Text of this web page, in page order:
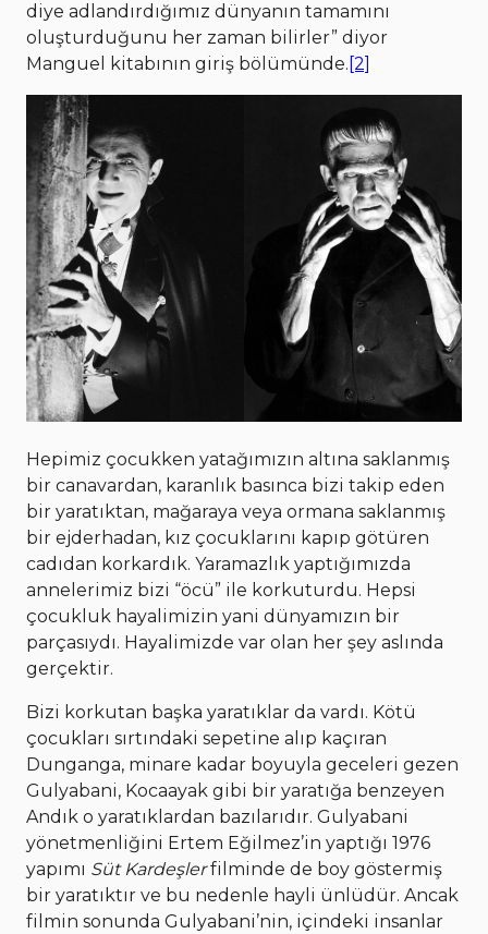
diye adlandırdığımız dünyanın tamamını
oluşturduğunu her zaman bilirler” diyor
Manguel kitabının giriş bölümünde. [2]
Hepimiz çocukken yatağımızın altına saklanmış
bir canavardan, karanlık basınca bizi takip eden
bir yaratıktan, mağaraya veya ormana saklanmış
bir ejderhadan, kız çocuklarını kapıp götüren
cadıdan korkardık. Yaramazlık yaptığımızda
annelerimiz bizi “öcü” ile korkuturdu. Hepsi
çocukluk hayalimizin yani dünyamızın bir
parçasıydı. Hayalimizde var olan her şey aslında
gerçektir.
Bizi korkutan başka yaratıklar da vardı. Kötü
çocukları sırtındaki sepetine alıp kaçıran
Dunganga, minare kadar boyuyla geceleri gezen
Gulyabani, Kocaayak gibi bir yaratığa benzeyen
Andık o yaratıklardan bazılarıdır. Gulyabani
yönetmenliğini Ertem Eğilmez’in yaptığı 1976
yapımı Süt Kardeşlerfilminde de boy göstermiş
bir yaratıktır ve bu nedenle hayli ünlüdür. Ancak
filmin sonunda Gulyabani’nin, içindeki insanlar